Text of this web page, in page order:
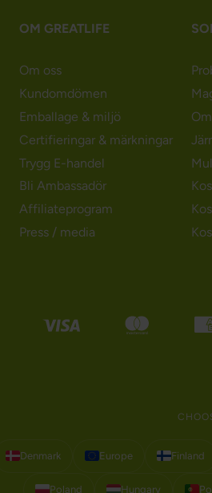
OM GREATLIFE
Om oss
Kundomdömen
Emballage & miljö
Certifieringar & märkningar
Trygg E-handel
Bli Ambassadör
Affiliateprogram
Press / media
Denmark Europe Finland
Poland Hungary